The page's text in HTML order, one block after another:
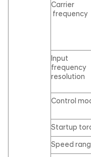
Carrier
frequency
Input
frequency
resolution
Control
Startup
Speed